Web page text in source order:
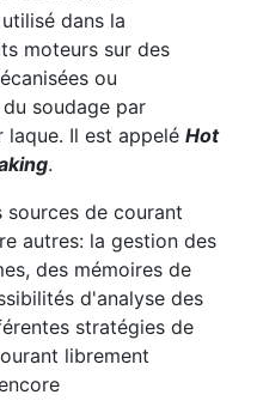
dans la
moteurs sur des
ou
soudage par
laque. Il est appelé Hot
.
sources de courant
autres: la gestion des
des mémoires de
d'analyse des
stratégies de
librement